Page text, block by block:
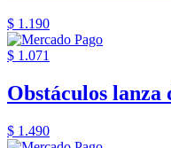
$ 1.190
$ 1.071
Obstáculos lanza
$ 1.490